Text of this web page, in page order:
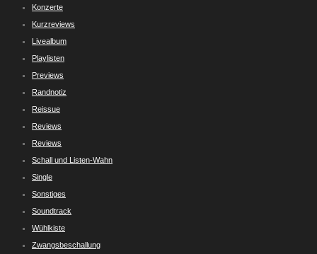
Konzerte
Kurzreviews
Livealbum
Playlisten
Previews
Randnotiz
Reissue
Reviews
Reviews
Schall und Listen-Wahn
Single
Sonstiges
Soundtrack
Wühlkiste
Zwangsbeschallung